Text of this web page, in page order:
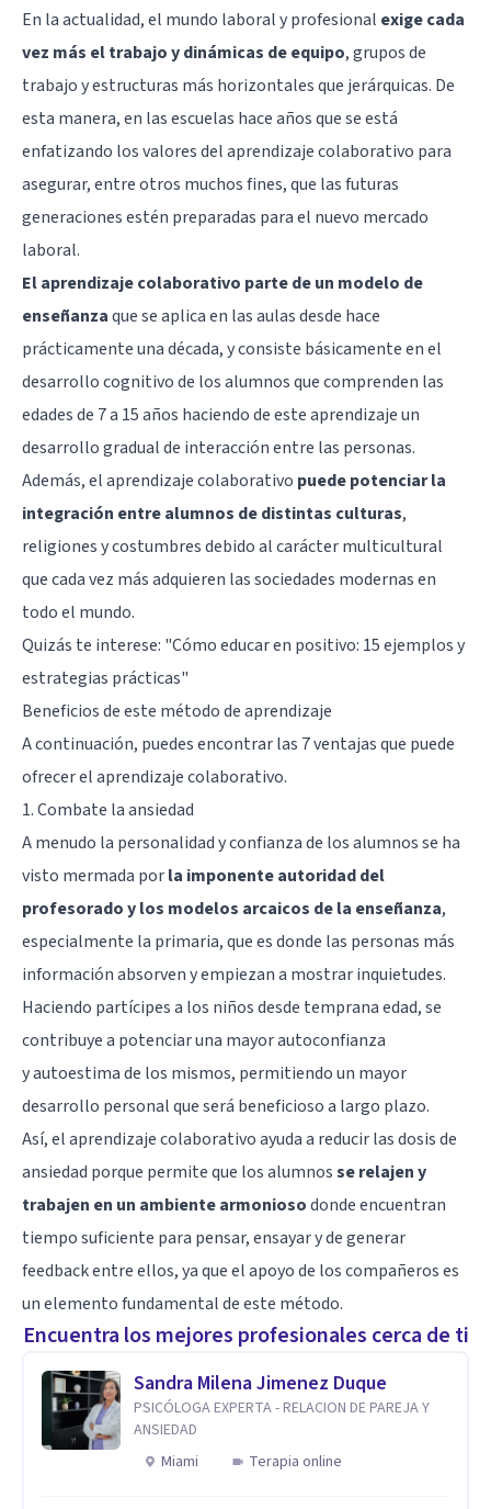
En la actualidad, el mundo laboral y profesional exige cada
vez más el trabajo y dinámicas de equipo, grupos de
trabajo y estructuras más horizontales que jerárquicas. De
esta manera, en las escuelas hace años que se está
enfatizando los valores del aprendizaje colaborativo para
asegurar, entre otros muchos fines, que las futuras
generaciones estén preparadas para el nuevo mercado
laboral.
El aprendizaje colaborativo parte de un modelo de
enseñanzaque se aplica en las aulas desde hace
prácticamente una década, y consiste básicamente en el
desarrollo cognitivo de los alumnos que comprenden las
edades de 7 a 15 años haciendo de este aprendizaje un
desarrollo gradual de interacción entre las personas.
Además, el aprendizaje colaborativo puede potenciar la
integración entre alumnos de distintas culturas,
religiones y costumbres debido al carácter multicultural
que cada vez más adquieren las sociedades modernas en
todo el mundo.
Quizás te interese: "Cómo educar en positivo: 15 ejemplos y
estrategias prácticas"
Beneficios de este método de aprendizaje
A continuación, puedes encontrar las 7 ventajas que puede
ofrecer el aprendizaje colaborativo.
1. Combate la ansiedad
A menudo la personalidad y confianza de los alumnos se ha
visto mermada porla imponente autoridad del
profesorado y los modelos arcaicos de la enseñanza,
especialmente la primaria, que es donde las personas más
información absorven y empiezan a mostrar inquietudes.
Haciendo partícipes a los niños desde temprana edad, se
contribuye a potenciar una mayor autoconfianza
yautoestimade los mismos, permitiendo un mayor
desarrollo personal que será beneficioso a largo plazo.
Así, el aprendizaje colaborativo ayuda a reducir las dosis de
ansiedad porque permite que los alumnosse relajen y
trabajen en un ambiente armoniosodonde encuentran
tiempo suficiente para pensar, ensayar y de generar
feedback entre ellos, ya que el apoyo de los compañeros es
un elemento fundamental de este método.
Encuentra los mejores profesionales cerca de ti
Sandra Milena Jimenez Duque
PSICÓLOGA EXPERTA - RELACION DE PAREJA Y
ANSIEDAD
Miami
Terapia online